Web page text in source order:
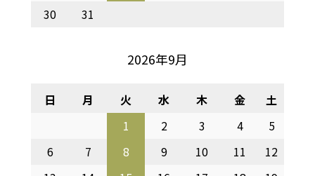
30
31
2026年9月
日 月 火 水 木 金
土
1
2 3 4
5
6
7 8 9 10 11
12